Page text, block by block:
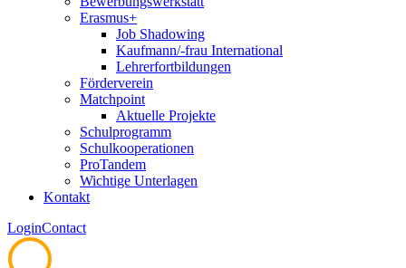
Erasmus+
Job Shadowing
Kaufmann/-frau International
Lehrerfortbildungen
Förderverein
Matchpoint
Aktuelle Projekte
Schulprogramm
Schulkooperationen
ProTandem
Wichtige Unterlagen
Kontakt
LoginContact